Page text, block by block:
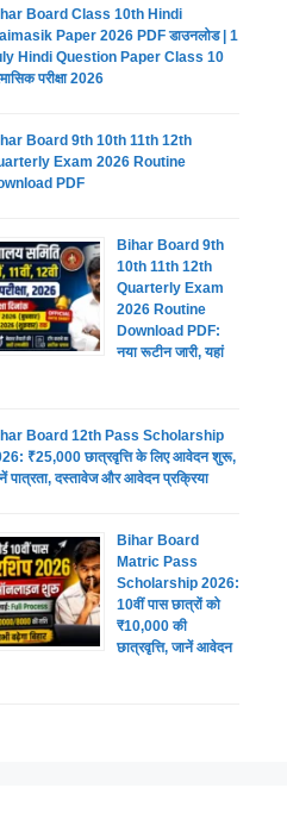
Board Class 10th Hindi
Paper 2026 PDF डाउनलोड | 1
Hindi Question Paper Class 10
परीक्षा 2026
Board 9th 10th 11th 12th
Exam 2026 Routine
PDF
Bihar Board 9th
10th 11th 12th
Quarterly Exam
2026 Routine
Download PDF:
नया रूटीन जारी, यहां
Board 12th Pass Scholarship
₹25,000 छात्रवृत्ति के लिए आवेदन शुरू,
पात्रता, दस्तावेज और आवेदन प्रक्रिया
Bihar Board
Matric Pass
Scholarship 2026:
10वीं पास छात्रों को
₹10,000 की
छात्रवृत्ति, जानें आवेदन